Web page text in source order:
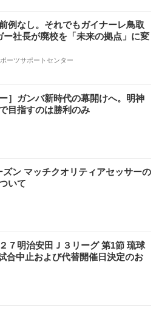
例なし。それでもガイナーレ鳥取
ー社長が廃校を「未来の拠点」に変
ーツサポートセンター
ー］ガンバ新時代の幕開けへ。明神
目指すのは勝利のみ
ズン マッチクオリティアセッサーの
いて
７明治安田Ｊ３リーグ 第1節 琉球
合中止および代替開催日決定のお